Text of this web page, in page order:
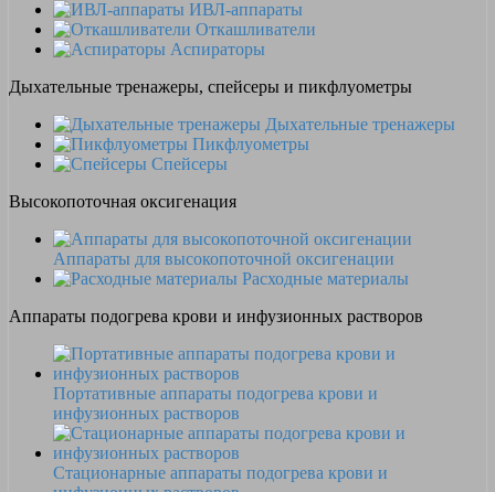
ИВЛ-аппараты
Откашливатели
Аспираторы
Дыхательные тренажеры, спейсеры и пикфлуометры
Дыхательные тренажеры
Пикфлуометры
Спейсеры
Высокопоточная оксигенация
Аппараты для высокопоточной оксигенации
Расходные материалы
Аппараты подогрева крови и инфузионных растворов
Портативные аппараты подогрева крови и
инфузионных растворов
Стационарные аппараты подогрева крови и